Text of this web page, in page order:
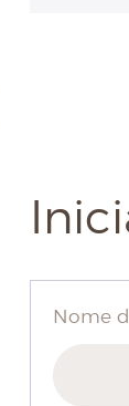
Nome